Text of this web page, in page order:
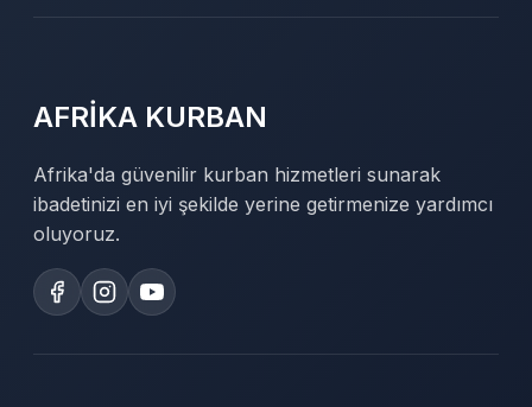
AFRİKA KURBAN
Afrika'da güvenilir kurban hizmetleri sunarak
ibadetinizi en iyi şekilde yerine getirmenize yardımcı
oluyoruz.